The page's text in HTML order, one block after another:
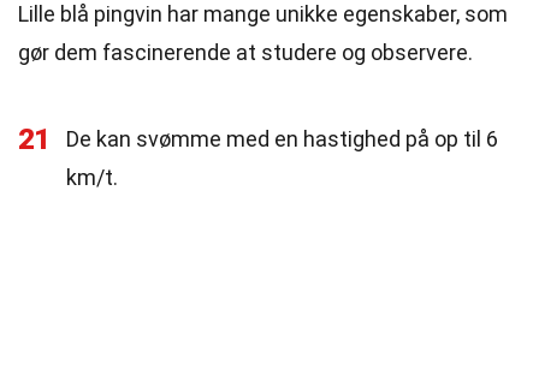
Lille blå pingvin har mange unikke egenskaber, som
gør dem fascinerende at studere og observere.
21
De kan svømme med en hastighed på op til 6
km/t.